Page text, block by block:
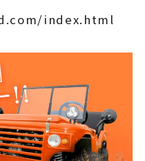
index.html